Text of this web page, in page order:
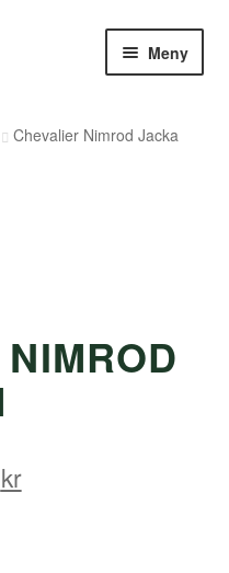
Meny
Chevalier Nimrod Jacka
krDet